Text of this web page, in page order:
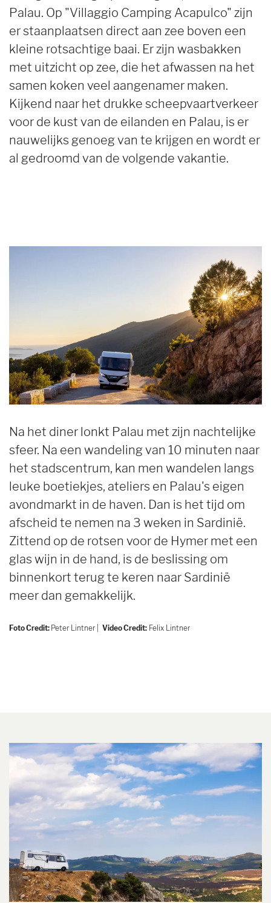
Palau. Op "Villaggio Camping Acapulco" zijn
er staanplaatsen direct aan zee boven een
kleine rotsachtige baai. Er zijn wasbakken
met uitzicht op zee, die het afwassen na het
samen koken veel aangenamer maken.
Kijkend naar het drukke scheepvaartverkeer
voor de kust van de eilanden en Palau, is er
nauwelijks genoeg van te krijgen en wordt er
al gedroomd van de volgende vakantie.
Na het diner lonkt Palau met zijn nachtelijke
sfeer. Na een wandeling van 10 minuten naar
het stadscentrum, kan men wandelen langs
leuke boetiekjes, ateliers en Palau's eigen
avondmarkt in de haven. Dan is het tijd om
afscheid te nemen na 3 weken in Sardinië.
Zittend op de rotsen voor de Hymer met een
glas wijn in de hand, is de beslissing om
binnenkort terug te keren naar Sardinië
meer dan gemakkelijk.
Foto Credit: Peter Lintner | Video Credit: Felix Lintner